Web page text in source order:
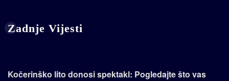
Zadnje Vijesti
Kočerinško lito donosi spektakl: Pogledajte što vas